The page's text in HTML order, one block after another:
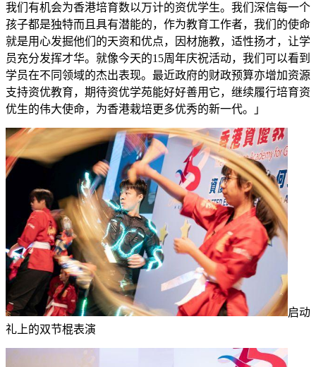
我们有机会为香港培育数以万计的资优学生。我们深信每一个
孩子都是独特而且具有潜能的，作为教育工作者，我们的使命
就是用心发掘他们的天资和优点，因材施教，适性扬才，让学
员充分发挥才华。就像今天的15周年庆祝活动，我们可以看到
学员在不同领域的杰出表现。最近政府的财政预算亦增加资源
支持资优教育，期待资优学苑能好好善用它，继续履行培育资
优生的伟大使命，为香港栽培更多优秀的新一代。」
启动
礼上的双节棍表演